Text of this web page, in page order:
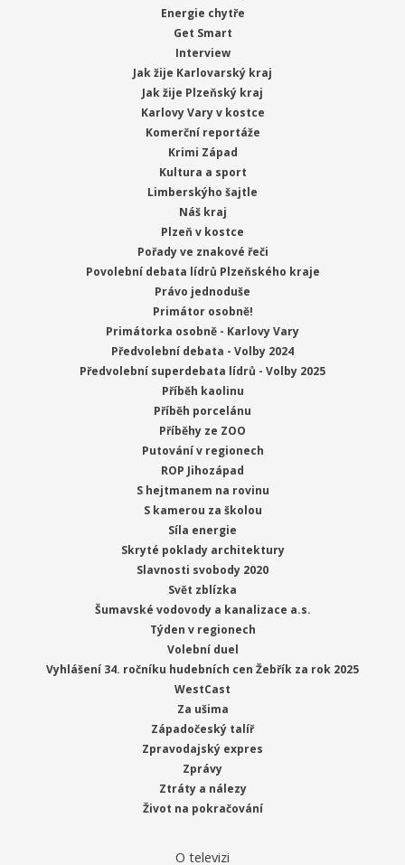
Energie chytře
Get Smart
Interview
Jak žije Karlovarský kraj
Jak žije Plzeňský kraj
Karlovy Vary v kostce
Komerční reportáže
Krimi Západ
Kultura a sport
Limberskýho šajtle
Náš kraj
Plzeň v kostce
Pořady ve znakové řeči
Povolební debata lídrů Plzeňského kraje
Právo jednoduše
Primátor osobně!
Primátorka osobně - Karlovy Vary
Předvolební debata - Volby 2024
Předvolební superdebata lídrů - Volby 2025
Příběh kaolinu
Příběh porcelánu
Příběhy ze ZOO
Putování v regionech
ROP Jihozápad
S hejtmanem na rovinu
S kamerou za školou
Síla energie
Skryté poklady architektury
Slavnosti svobody 2020
Svět zblízka
Šumavské vodovody a kanalizace a.s.
Týden v regionech
Volební duel
Vyhlášení 34. ročníku hudebních cen Žebřík za rok 2025
WestCast
Za ušima
Západočeský talíř
Zpravodajský expres
Zprávy
Ztráty a nálezy
Život na pokračování
O televizi